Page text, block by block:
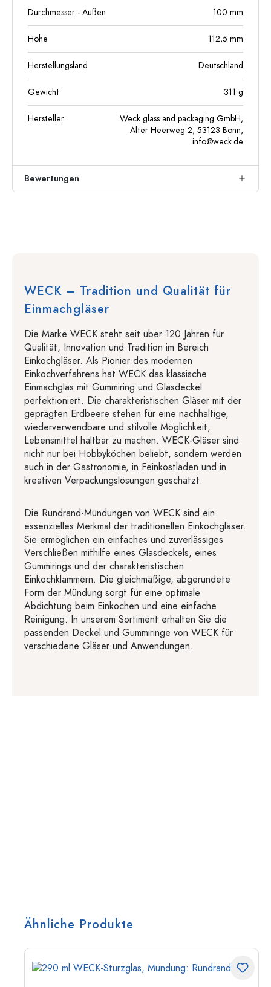
Durchmesser - Außen 100 mm
Höhe 112,5 mm
Herstellungsland Deutschland
Gewicht 311 g
Hersteller
Weck glass and packaging GmbH,
Alter Heerweg 2, 53123 Bonn,
info@weck.de
Bewertungen
WECK – Tradition und Qualität für
Einmachgläser
Die Marke WECK steht seit über 120 Jahren für
Qualität, Innovation und Tradition im Bereich
Einkochgläser. Als Pionier des modernen
Einkochverfahrens hat WECK das klassische
Einmachglas mit Gummiring und Glasdeckel
perfektioniert. Die charakteristischen Gläser mit der
geprägten Erdbeere stehen für eine nachhaltige,
wiederverwendbare und stilvolle Möglichkeit,
Lebensmittel haltbar zu machen. WECK-Gläser sind
nicht nur bei Hobbyköchen beliebt, sondern werden
auch in der Gastronomie, in Feinkostläden und in
kreativen Verpackungslösungen geschätzt.
Die Rundrand-Mündungen von WECK sind ein
essenzielles Merkmal der traditionellen Einkochgläser.
Sie ermöglichen ein einfaches und zuverlässiges
Verschließen mithilfe eines Glasdeckels, eines
Gummirings und der charakteristischen
Einkochklammern. Die gleichmäßige, abgerundete
Form der Mündung sorgt für eine optimale
Abdichtung beim Einkochen und eine einfache
Reinigung. In unserem Sortiment erhalten Sie die
passenden Deckel und Gummiringe von WECK für
verschiedene Gläser und Anwendungen.
Ähnliche Produkte